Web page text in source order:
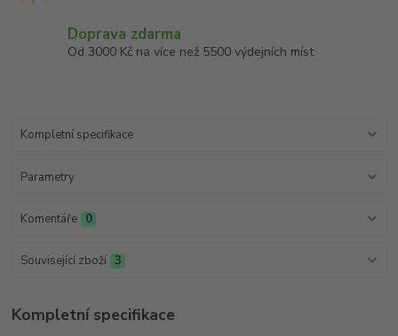
Doprava zdarma
Od 3000 Kč na více než 5500 výdejních míst
Kompletní specifikace
Parametry
Komentáře 0
Související zboží 3
Kompletní specifikace